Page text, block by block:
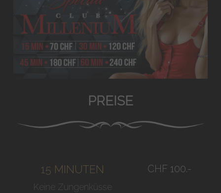
PREISE
15 MINUTEN
Keine Zungenküsse
CHF 100.-